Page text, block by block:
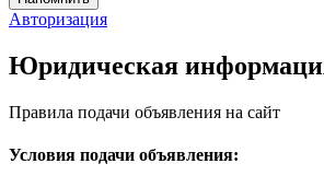
Авторизация
Юридическая
Правила подачи объявления на сайт
Условия подачи объявления: